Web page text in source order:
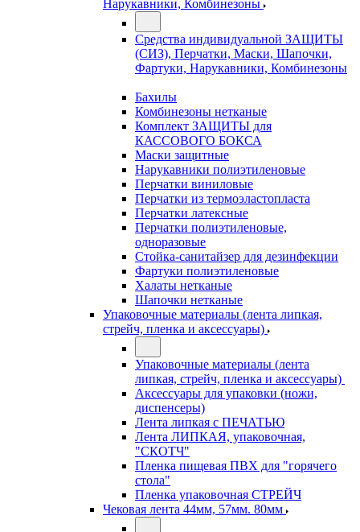
Нарукавники, Комбинезоны
Средства индивидуальной ЗАЩИТЫ
(СИЗ), Перчатки, Маски, Шапочки,
Фартуки, Нарукавники, Комбинезоны
Бахилы
Комбинезоны нетканые
Комплект ЗАЩИТЫ для
КАССОВОГО БОКСА
Маски защитные
Нарукавники полиэтиленовые
Перчатки виниловые
Перчатки из термоэластопласта
Перчатки латексные
Перчатки полиэтиленовые,
одноразовые
Стойка-санитайзер для дезинфекции
Фартуки полиэтиленовые
Халаты нетканые
Шапочки нетканые
Упаковочные материалы (лента липкая,
стрейч, пленка и аксессуары)
Упаковочные материалы (лента
липкая, стрейч, пленка и аксессуары)
Аксессуары для упаковки (ножи,
диспенсеры)
Лента липкая с ПЕЧАТЬЮ
Лента ЛИПКАЯ, упаковочная,
"СКОТЧ"
Пленка пищевая ПВХ для "горячего
стола"
Пленка упаковочная СТРЕЙЧ
Чековая лента 44мм, 57мм. 80мм